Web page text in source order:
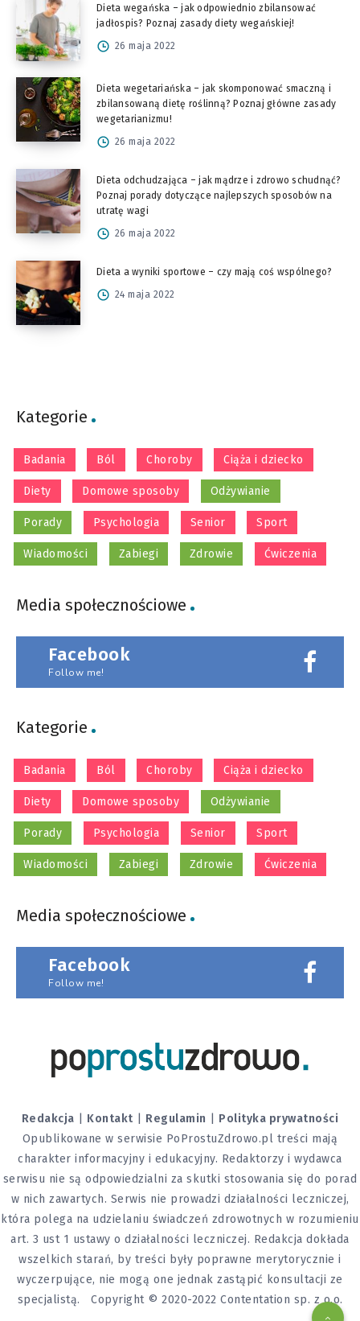
Dieta wegańska – jak odpowiednio zbilansować
jadłospis? Poznaj zasady diety wegańskiej!
26 maja 2022
Dieta wegetariańska – jak skomponować smaczną i
zbilansowaną dietę roślinną? Poznaj główne zasady
wegetarianizmu!
26 maja 2022
Dieta odchudzająca – jak mądrze i zdrowo schudnąć?
Poznaj porady dotyczące najlepszych sposobów na
utratę wagi
26 maja 2022
Dieta a wyniki sportowe – czy mają coś wspólnego?
24 maja 2022
Kategorie
Badania Ból Choroby Ciąża i dziecko
Diety Domowe sposoby Odżywianie
Porady Psychologia Senior Sport
Wiadomości Zabiegi Zdrowie Ćwiczenia
Media społecznościowe
Facebook
Follow me!
Kategorie
Badania Ból Choroby Ciąża i dziecko
Diety Domowe sposoby Odżywianie
Porady Psychologia Senior Sport
Wiadomości Zabiegi Zdrowie Ćwiczenia
Media społecznościowe
Facebook
Follow me!
Redakcja Kontakt Regulamin
Polityka prywatności
Opublikowane w serwisie PoProstuZdrowo.pl treści mają
charakter informacyjny i edukacyjny. Redaktorzy i wydawca
serwisu nie są odpowiedzialni za skutki stosowania się do porad
w nich zawartych. Serwis nie prowadzi działalności leczniczej,
która polega na udzielaniu świadczeń zdrowotnych w rozumieniu
art. 3 ust 1 ustawy o działalności leczniczej. Redakcja dokłada
wszelkich starań, by treści były poprawne merytorycznie i
wyczerpujące, nie mogą one jednak zastąpić konsultacji ze
specjalistą. Copyright © 2020-2022 Contentation sp. z o.o.